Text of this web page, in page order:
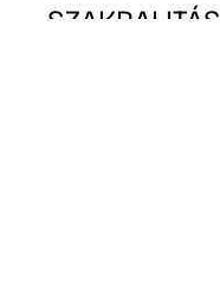
SZAKRALITÁS